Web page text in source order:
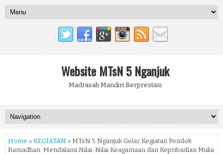
Website MTsN 5 Nganjuk
Madrasah Mandiri Berprestasi
Home » KEGIATAN » MTsN 5 Nganjuk Gelar Kegiatan Pondok
Ramadhan: Mendalami Nilai-Nilai Keagamaan dan Kepribadian Mulia